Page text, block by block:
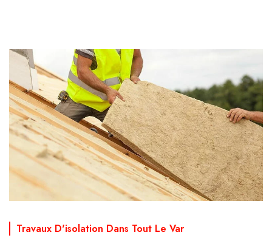
Travaux D'isolation Dans Tout Le Var